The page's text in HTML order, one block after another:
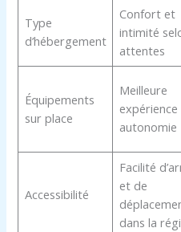
Type
d’hébergement
Confort et
intimité
attentes
Équipements
sur place
Meilleure
autonomie
Accessibilité
Facilité
et de
dans la